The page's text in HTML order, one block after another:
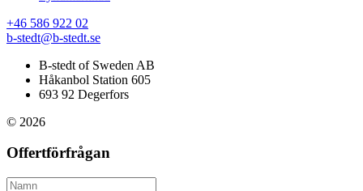
+46 586 922 02
b-stedt@b-stedt.se
B-stedt of Sweden AB
Håkanbol Station 605
693 92 Degerfors
© 2026
Offertförfrågan